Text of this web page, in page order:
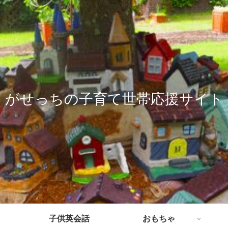
がせっちの子育て世帯応援サイト
子供英会話 おもちゃ